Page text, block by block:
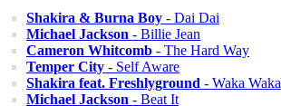
Shakira & Burna Boy - Dai Dai
Michael Jackson - Billie Jean
Cameron Whitcomb - The Hard Way
Temper City - Self Aware
Shakira feat. Freshlyground - Waka Waka
Michael Jackson - Beat It